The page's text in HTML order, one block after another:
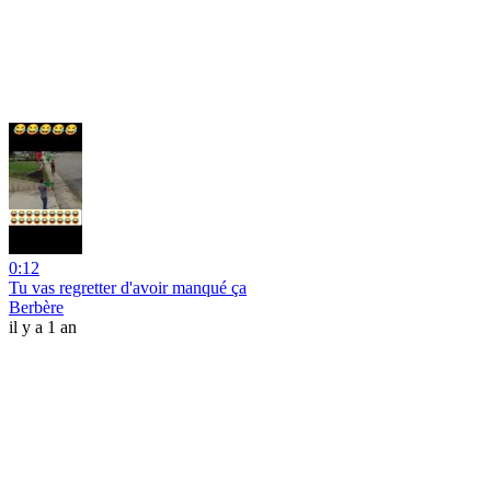
0:12
Tu vas regretter d'avoir manqué ça
Berbère
il y a 1 an